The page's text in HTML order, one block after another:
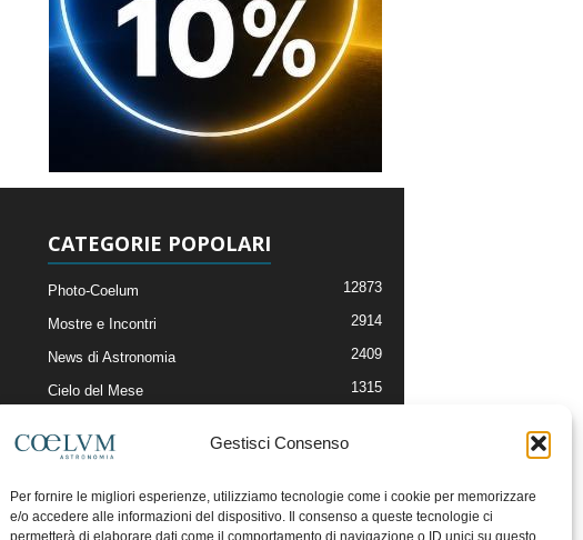
Gestisci Consenso
Per fornire le migliori esperienze, utilizziamo tecnologie come i cookie per memorizzare
e/o accedere alle informazioni del dispositivo. Il consenso a queste tecnologie ci
permetterà di elaborare dati come il comportamento di navigazione o ID unici su questo
CATEGORIE POPOLARI
Photo-Coelum 12873
Mostre e Incontri 2914
News di Astronomia 2409
Cielo del Mese 1315
Articoli e Risorse On-Line
Il Blog della Redazione